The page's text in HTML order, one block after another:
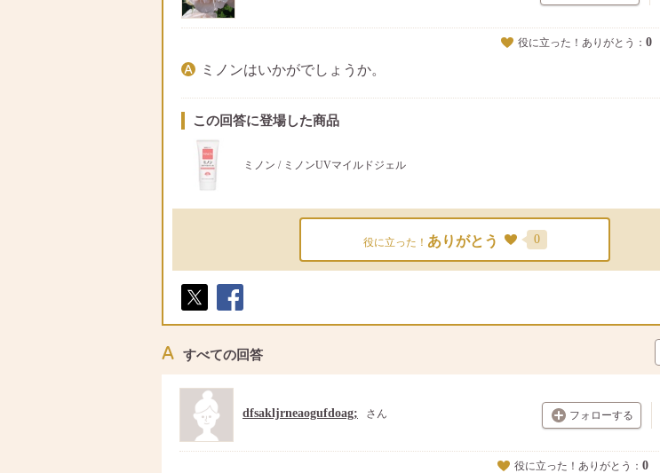
役に立った！ありがとう： 0
ミノンはいかがでしょうか。
この回答に登場した商品
ミノン / ミノンUVマイルドジェル
役に立った！ ありがとう 0
ト
ア
すべての回答
フォローする
dfsakljrneaogufdoag; さん
役に立った！ありがとう： 0